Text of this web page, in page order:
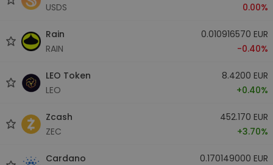
USDS
0.00%
Rain
RAIN
0.010916570 EUR
-0.40%
LEO Token
LEO
8.4200 EUR
+0.40%
Zcash
ZEC
452.170 EUR
+3.70%
Cardano
0.170149000 EUR